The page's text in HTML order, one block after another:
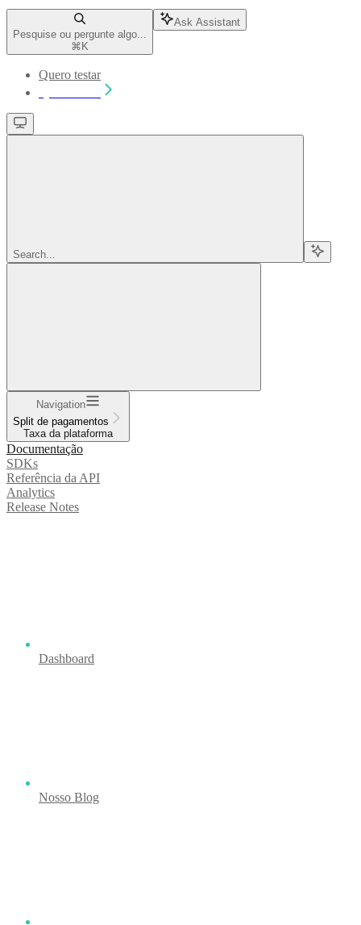
Pesquise ou pergunte algo...
⌘ K
Ask Assistant
Quero testar
Search...
Navigation
Split de pagamentos
Taxa da plataforma
Documentação
SDKs
Referência da API
Analytics
Release Notes
Dashboard
Nosso Blog